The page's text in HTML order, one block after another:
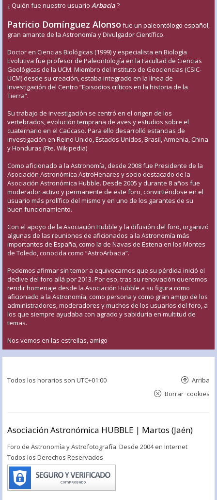
¿ Quién fue nuestro usuario Arbacia?
Patricio Domínguez Alonso fue un paleontólogo español,
gran amante de la Astronomía y Divulgador Científico.
Doctor en Ciencias Biológicas (1999) y especialista en Biología
Evolutiva fue profesor de Paleontología en la Facultad de Ciencias
Geológicas de la UCM. Miembro del Instituto de Geociencias (CSIC-
UCM) desde su creación, estaba integrado en la línea de
Investigación del Centro “Episodios críticos en la historia de la
Tierra”.
Su trabajo de investigación se centró en el origen de los
vertebrados, evolución temprana de aves y estudios sobre el
cuaternario en el Caúcaso. Para ello desarrolló estancias de
investigación en Reino Unido, Estados Unidos, Brasil, Armenia, China
y Honduras (Fte. Wikipedia)
Como aficionado a la Astronomía, desde 2008 fue Presidente de la
Asociación Astronómica AstroHenares y socio destacado de la
Asociación Astronómica Hubble. Desde 2005 y durante 8 años fue
moderador activo y permanente de este foro, convirtiéndose en el
usuario más prolífico del mismo y en uno de los garantes de su
buen funcionamiento.
Con el apoyo de la Asociación Hubble y la difusión del foro, organizó
algunas de las reuniones de aficionados a la Astronomía más
importantes de España, como la de Navas de Estena en los Montes
de Toledo, conocida como “AstroArbacia”.
Podemos afirmar sin temor a equivocarnos que su pérdida inició el
declive del foro allá por 2013. Por eso, tras su renovación queremos
rendir homenaje desde la Asociación Hubble a su figura como
aficionado a la Astronomía, como persona y como gran amigo de los
administradores, moderadores y muchos de los usuarios del foro, a
los que siempre ayudaba con agrado y sabiduría en multitud de
temas.
Nos vemos en las estrellas, amigo
Todos los horarios son UTC+01:00 Arriba
Borrar cookies
Asociación Astronómica HUBBLE | Martos (Jaén)
Foro de Astronomía y Astrofotografía. Desde 2004 en Internet
Todos los Derechos Reservados